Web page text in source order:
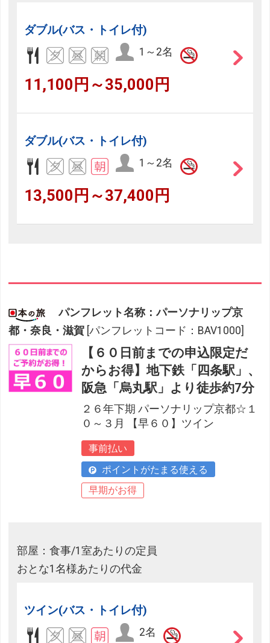
ダブル(バス・トイレ付)
1～2名
11,100円～35,000円
ダブル(バス・トイレ付)
1～2名
13,500円～37,400円
パンフレット名称：パーソナリップ京
都・奈良・滋賀 [パンフレットコード：BAV1000]
【６０日前までの申込限定だ
からお得】地下鉄「四条駅」、
阪急「烏丸駅」より徒歩約7分
２６年下期 パーソナリップ京都☆１
０～３月 【早６０】ツイン
事前払い
ポイントがたまる使える
早期がお得
部屋：食事/1室あたりの定員
おとな1名様あたりの代金
ツイン(バス・トイレ付)
2名